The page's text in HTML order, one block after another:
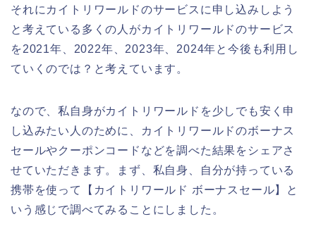
それにカイトリワールドのサービスに申し込みしよう
と考えている多くの人がカイトリワールドのサービス
を2021年、2022年、2023年、2024年と今後も利用し
ていくのでは？と考えています。
なので、私自身がカイトリワールドを少しでも安く申
し込みたい人のために、カイトリワールドのボーナス
セールやクーポンコードなどを調べた結果をシェアさ
せていただきます。まず、私自身、自分が持っている
携帯を使って【カイトリワールド ボーナスセール】と
いう感じで調べてみることにしました。